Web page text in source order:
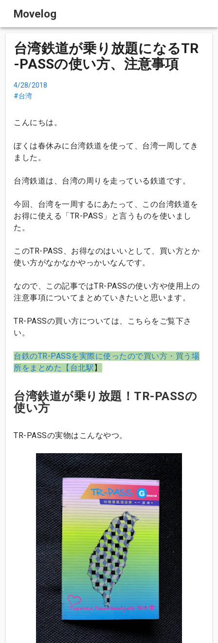
Movelog
台湾鉄道が乗り放題になるTR
-PASSの使い方、注意事項
4/28/2018
台湾
こんにちは。
ぼくは春休みに台湾鉄道を使って、台湾一周してき
ました。
台湾鉄道は、台湾の周りを走っている鉄道です。
今回、台湾を一周するにあたって、この台湾鉄道を
お得に使える「TR-PASS」と言うものを使いまし
た。
このTR-PASS、お得なのはいいとして、買い方とか
使い方がなかなかやっかいなんです。
なので、この記事ではTR-PASSの使い方や使用上の
注意事項についてまとめていきたいと思います。
TR-PASSの買い方については、こちらをご覧下さ
い。
台鉄のTR-PASSを実際に使ったので買い方・買う場
所をまとめた【台北駅】
台湾鉄道が乗り放題！TR-PASSの
使い方
TR-PASSの実物はこんなやつ。